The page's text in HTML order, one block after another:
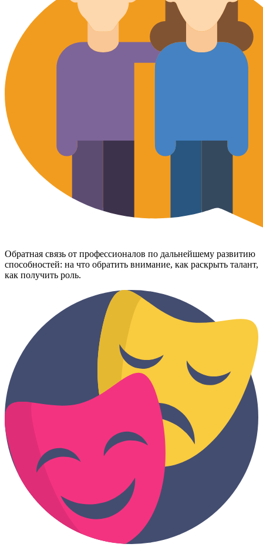
Обратная связь от профессионалов по дальнейшему развитию
способностей: на что обратить внимание, как раскрыть талант,
как получить роль.